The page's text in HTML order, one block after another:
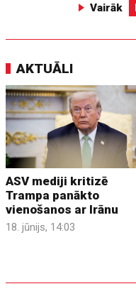
Vairāk
AKTUĀLI
ASV mediji kritizē
Trampa panākto
vienošanos ar Irānu
18. jūnijs, 14:03